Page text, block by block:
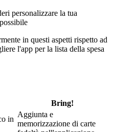
personalizzare la tua
in questi aspetti rispetto ad
l'app per la lista della spesa
Bring!
in
Aggiunta e
memorizzazione di carte